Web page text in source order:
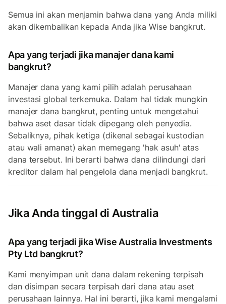
Semua ini akan menjamin bahwa dana yang Anda miliki
akan dikembalikan kepada Anda jika Wise bangkrut.
Apa yang terjadi jika manajer dana kami
bangkrut?
Manajer dana yang kami pilih adalah perusahaan
investasi global terkemuka. Dalam hal tidak mungkin
manajer dana bangkrut, penting untuk mengetahui
bahwa aset dasar tidak dipegang oleh penyedia.
Sebaliknya, pihak ketiga (dikenal sebagai kustodian
atau wali amanat) akan memegang 'hak asuh' atas
dana tersebut. Ini berarti bahwa dana dilindungi dari
kreditor dalam hal pengelola dana menjadi bangkrut.
Jika Anda tinggal di Australia
Apa yang terjadi jika Wise Australia Investments
Pty Ltd bangkrut?
Kami menyimpan unit dana dalam rekening terpisah
dan disimpan secara terpisah dari dana atau aset
perusahaan lainnya. Hal ini berarti, jika kami mengalami